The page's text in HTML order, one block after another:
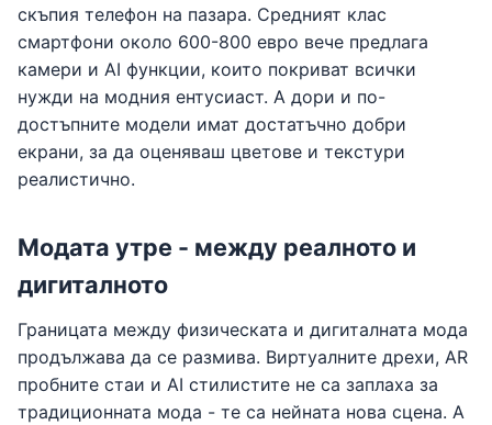
скъпия телефон на пазара. Средният клас
смартфони около 600-800 евро вече предлага
камери и AI функции, които покриват всички
нужди на модния ентусиаст. А дори и по-
достъпните модели имат достатъчно добри
екрани, за да оценяваш цветове и текстури
реалистично.
Модата утре - между реалното и
дигиталното
Границата между физическата и дигиталната мода
продължава да се размива. Виртуалните дрехи, AR
пробните стаи и AI стилистите не са заплаха за
традиционната мода - те са нейната нова сцена. А